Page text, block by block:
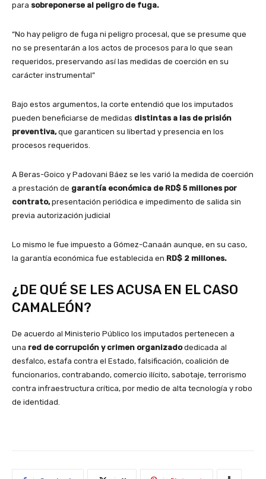
para sobreponerse al peligro de fuga.
“No hay peligro de fuga ni peligro procesal, que se presume que
no se presentarán a los actos de procesos para lo que sean
requeridos, preservando así las medidas de coerción en su
carácter instrumental”
Bajo estos argumentos, la corte entendió que los imputados
pueden beneficiarse de medidas distintas a las de prisión
preventiva,que garanticen su libertad y presencia en los
procesos requeridos.
A Beras-Goico y Padovani Báez se les varió la medida de coerción
a prestación de garantía económica de RD$ 5 millones por
contrato,presentación periódica e impedimento de salida sin
previa autorización judicial
Lo mismo le fue impuesto a Gómez-Canaán aunque, en su caso,
la garantía económica fue establecida en RD$ 2 millones.
¿DE QUÉ SE LES ACUSA EN EL CASO
CAMALEÓN?
De acuerdo al Ministerio Público los imputados pertenecen a
una red de corrupción y crimen organizadodedicada al
desfalco, estafa contra el Estado, falsificación, coalición de
funcionarios, contrabando, comercio ilícito, sabotaje, terrorismo
contra infraestructura crítica, por medio de alta tecnología y robo
de identidad.